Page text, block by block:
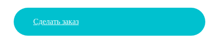
Сделать заказ